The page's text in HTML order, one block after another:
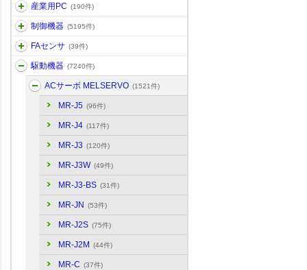
産業用PC (190件)
制御機器 (5195件)
FAセンサ (39件)
駆動機器 (7240件)
ACサーボ MELSERVO (1521件)
MR-J5 (96件)
MR-J4 (117件)
MR-J3 (120件)
MR-J3W (49件)
MR-J3-BS (31件)
MR-JN (53件)
MR-J2S (75件)
MR-J2M (44件)
MR-C (37件)